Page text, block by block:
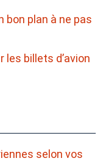
bon plan à ne pas
billets d’avion
selon vos